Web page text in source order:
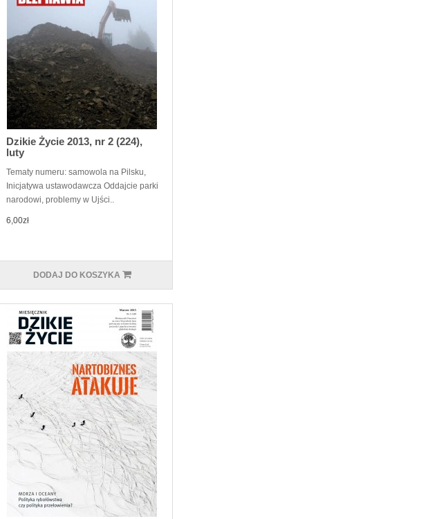
Dzikie Życie 2013, nr 2 (224),
luty
Tematy numeru: samowola na Pilsku,
Inicjatywa ustawodawcza Oddajcie parki
narodowi, problemy w Ujści..
6,00zł
DODAJ DO KOSZYKA